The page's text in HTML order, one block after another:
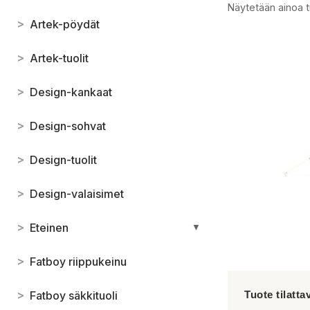
> Artek-pöydät
> Artek-tuolit
> Design-kankaat
> Design-sohvat
> Design-tuolit
> Design-valaisimet
> Eteinen ▼
> Fatboy riippukeinu
> Fatboy säkkituoli
Näytetään ainoa